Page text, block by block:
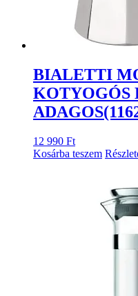
BIALETTI
KOTYOGÓS
12 990 Ft
Kosárba teszem